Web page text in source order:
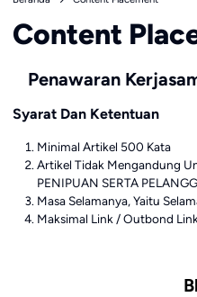
Content
Penawaran
Syarat Dan Ketentuan
Minimal Artikel 500 Kata
Artikel Tidak Mengandung
PENIPUAN SERTA
Masa Selamanya, Yaitu
Maksimal Link / Outbond